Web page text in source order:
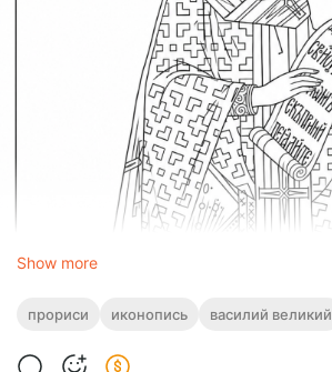
Show more
прориси иконопись василий великий